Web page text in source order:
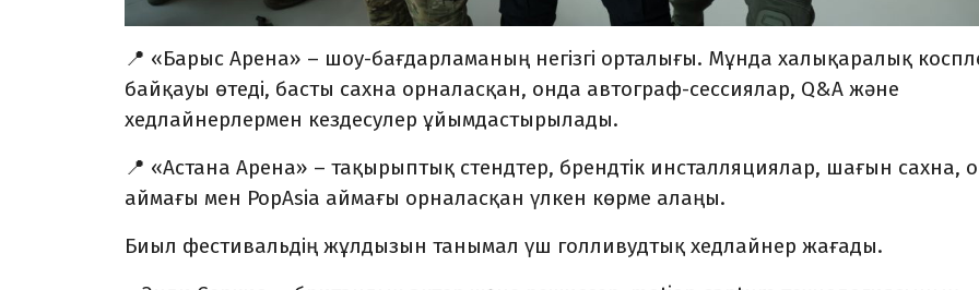
📍 «Барыс Арена» – шоу-бағдарламаның негізгі орталығы. Мұнда халықаралық
байқауы өтеді, басты сахна орналасқан, онда автограф-сессиялар, Q&A және
хедлайнерлермен кездесулер ұйымдастырылады.
📍 «Астана Арена» – тақырыптық стендтер, брендтік инсталляциялар, шағын сахна,
аймағы мен PopAsia аймағы орналасқан үлкен көрме алаңы.
Биыл фестивальдің жұлдызын танымал үш голливудтық хедлайнер жағады.